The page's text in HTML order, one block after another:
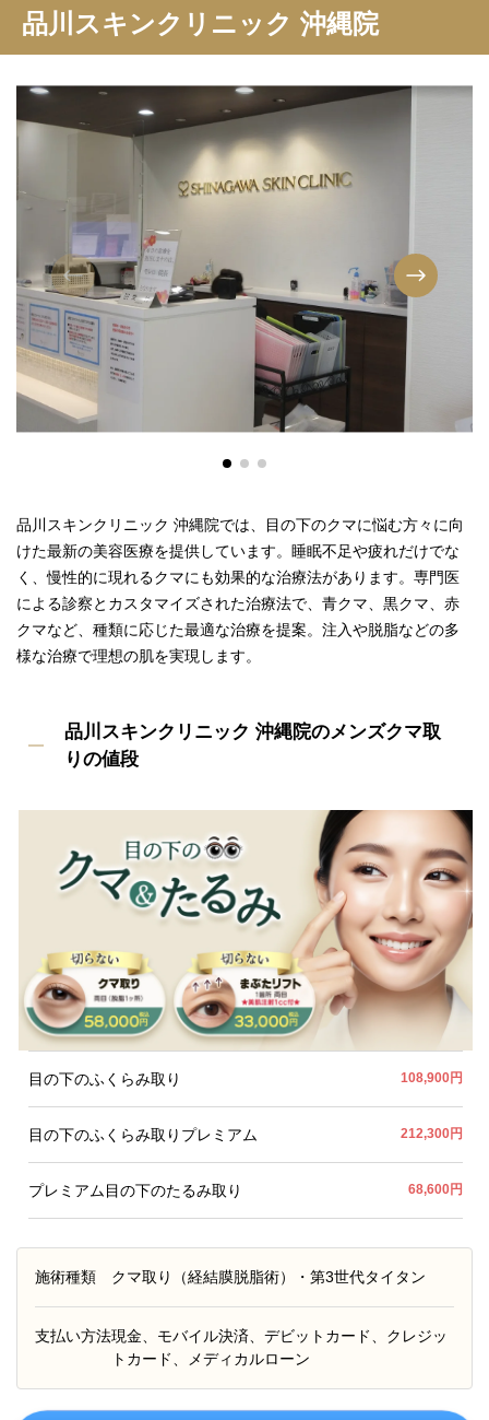
品川スキンクリニック 沖縄院
品川スキンクリニック 沖縄院では、目の下のクマに悩む方々に向
けた最新の美容医療を提供しています。睡眠不足や疲れだけでな
く、慢性的に現れるクマにも効果的な治療法があります。専門医
による診察とカスタマイズされた治療法で、青クマ、黒クマ、赤
クマなど、種類に応じた最適な治療を提案。注入や脱脂などの多
様な治療で理想の肌を実現します。
品川スキンクリニック 沖縄院のメンズクマ取
りの値段
目の下のふくらみ取り 108,900円
目の下のふくらみ取りプレミアム 212,300円
プレミアム目の下のたるみ取り 68,600円
施術種類 クマ取り（経結膜脱脂術）・第3世代タイタン
支払い方法現金、モバイル決済、デビットカード、クレジッ
トカード、メディカルローン